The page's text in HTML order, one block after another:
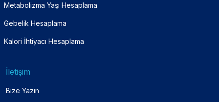
Metabolizma Yaşı Hesaplama
Gebelik Hesaplama
Kalori İhtiyacı Hesaplama
İletişim
Bize Yazın